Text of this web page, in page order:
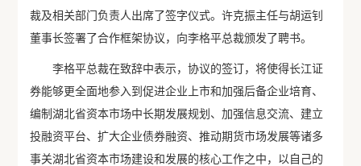
裁及相关部门负责人出席了签字仪式。许克振主任与胡运钊
董事长签署了合作框架协议，向李格平总裁颁发了聘书。
李格平总裁在致辞中表示，协议的签订，将使得长江证
券能够更全面地参入到促进企业上市和加强后备企业培育、
编制湖北省资本市场中长期发展规划、加强信息交流、建立
投融资平台、扩大企业债券融资、推动期货市场发展等诸多
事关湖北省资本市场建设和发展的核心工作之中，以自己的